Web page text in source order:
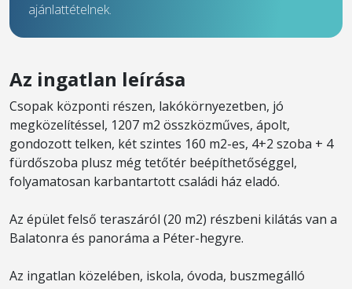
ajánlattételnek.
Az ingatlan leírása
Csopak központi részen, lakókörnyezetben, jó
megközelítéssel, 1207 m2 összközműves, ápolt,
gondozott telken, két szintes 160 m2-es, 4+2 szoba + 4
fürdőszoba plusz még tetőtér beépíthetőséggel,
folyamatosan karbantartott családi ház eladó.
Az épület felső teraszáról (20 m2) részbeni kilátás van a
Balatonra és panoráma a Péter-hegyre.
Az ingatlan közelében, iskola, óvoda, buszmegálló